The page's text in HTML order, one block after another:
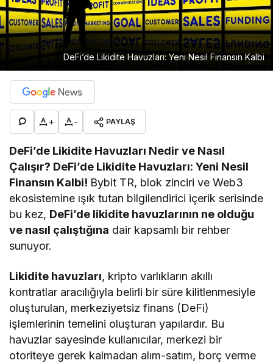
DeFi’de Likidite Havuzları: Yeni Nesil Finansın Kalbi
+ - PAYLAŞ
DeFi’de Likidite Havuzları Nedir ve Nasıl
Çalışır? DeFi’de Likidite Havuzları: Yeni Nesil
Finansın Kalbi! Bybit TR, blok zinciri ve Web3
ekosistemine ışık tutan bilgilendirici içerik serisinde
bu kez, DeFi’de likidite havuzlarının ne olduğu
ve nasıl çalıştığına dair kapsamlı bir rehber
sunuyor.
Likidite havuzları, kripto varlıkların akıllı
kontratlar aracılığıyla belirli bir süre kilitlenmesiyle
oluşturulan, merkeziyetsiz finans (DeFi)
işlemlerinin temelini oluşturan yapılardır. Bu
havuzlar sayesinde kullanıcılar, merkezi bir
otoriteye gerek kalmadan alım-satım, borç verme